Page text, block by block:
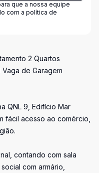
que a nossa equipe
com a política de
2 Quartos
de Garagem
QNL 9, Edifício Mar
fácil acesso ao comércio,
contando com sala
com armário,